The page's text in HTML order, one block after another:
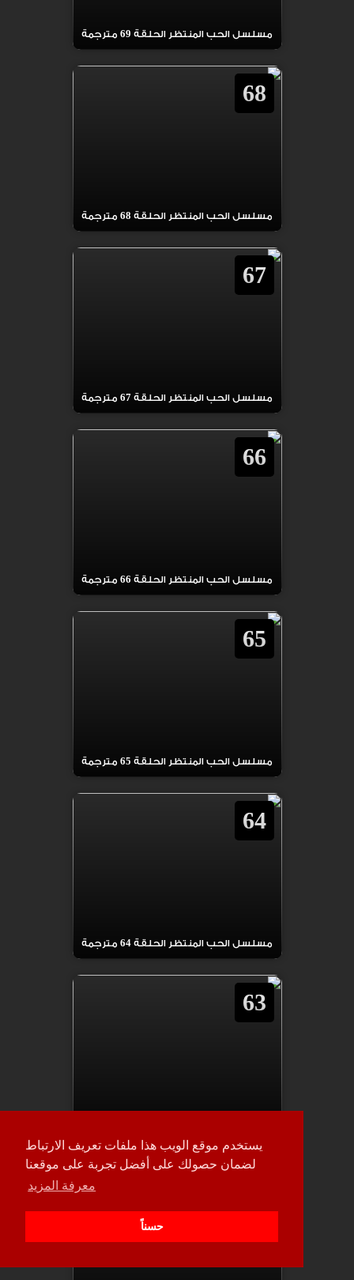
يستخدم موقع الويب هذا ملفات تعريف الارتباط
لضمان حصولك على أفضل تجربة على موقعنا
معرفة المزيد
حسناً
مسلسل الحب المنتظر الحلقة 69 مترجمة
68
مسلسل الحب المنتظر الحلقة 68 مترجمة
67
مسلسل الحب المنتظر الحلقة 67 مترجمة
66
مسلسل الحب المنتظر الحلقة 66 مترجمة
65
مسلسل الحب المنتظر الحلقة 65 مترجمة
64
مسلسل الحب المنتظر الحلقة 64 مترجمة
63